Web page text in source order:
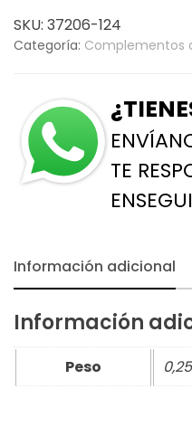
5,88€.
compatible
1.40
SKU: 37206-124
Categoría: Complementos
TE
Información adicional
Información
Peso